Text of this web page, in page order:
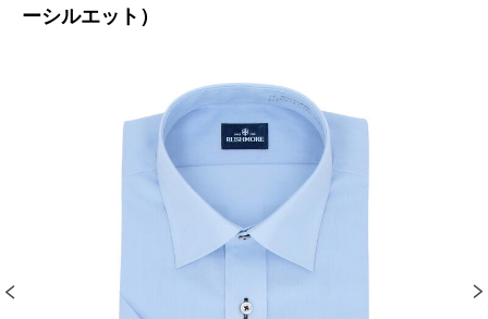
ーシルエット）